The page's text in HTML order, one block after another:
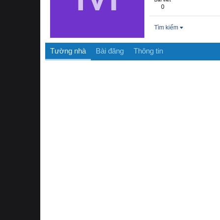
0
Tìm kiếm
Tường nhà Bài đăng Thông tin